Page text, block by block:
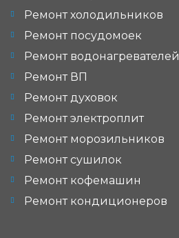
Ремонт холодильников
Ремонт посудомоек
Ремонт водонагревателей
Ремонт ВП
Ремонт духовок
Ремонт электроплит
Ремонт морозильников
Ремонт сушилок
Ремонт кофемашин
Ремонт кондиционеров